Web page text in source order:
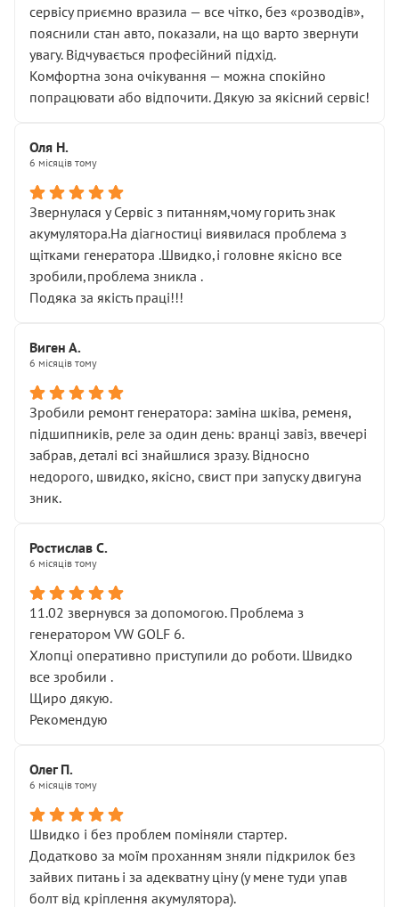
сервісу приємно вразила — все чітко, без «розводів»,
пояснили стан авто, показали, на що варто звернути
увагу. Відчувається професійний підхід.
Комфортна зона очікування — можна спокійно
попрацювати або відпочити. Дякую за якісний сервіс!
Оля Н.
6 місяців тому
Звернулася у Сервіс з питанням,чому горить знак
акумулятора.На діагностиці виявилася проблема з
щітками генератора .Швидко,і головне якісно все
зробили,проблема зникла .
Подяка за якість праці!!!
Виген А.
6 місяців тому
Зробили ремонт генератора: заміна шківа, ременя,
підшипників, реле за один день: вранці завіз, ввечері
забрав, деталі всі знайшлися зразу. Відносно
недорого, швидко, якісно, свист при запуску двигуна
зник.
Ростислав С.
6 місяців тому
11.02 звернувся за допомогою. Проблема з
генератором VW GOLF 6.
Хлопці оперативно приступили до роботи. Швидко
все зробили .
Щиро дякую.
Рекомендую
Олег П.
6 місяців тому
Швидко і без проблем поміняли стартер.
Додатково за моїм проханням зняли підкрилок без
зайвих питань і за адекватну ціну (у мене туди упав
болт від кріплення акумулятора).